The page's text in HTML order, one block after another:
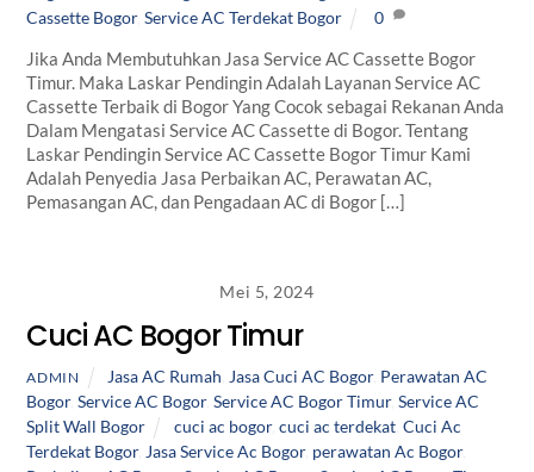
Cassette Bogor,Service AC Terdekat Bogor 0
Jika Anda Membutuhkan Jasa Service AC Cassette Bogor
Timur. Maka Laskar Pendingin Adalah Layanan Service AC
Cassette Terbaik di Bogor Yang Cocok sebagai Rekanan Anda
Dalam Mengatasi Service AC Cassette di Bogor. Tentang
Laskar Pendingin Service AC Cassette Bogor Timur Kami
Adalah Penyedia Jasa Perbaikan AC, Perawatan AC,
Pemasangan AC, dan Pengadaan AC di Bogor […]
Mei 5, 2024
Cuci AC Bogor Timur
ADMIN Jasa AC Rumah Jasa Cuci AC Bogor, Perawatan AC
Bogor,Service AC Bogor,Service AC Bogor Timur,Service AC
Split Wall Bogor
cuci ac bogor, cuci ac terdekat, Cuci Ac
Terdekat Bogor, Jasa Service Ac Bogor, perawatan Ac Bogor,